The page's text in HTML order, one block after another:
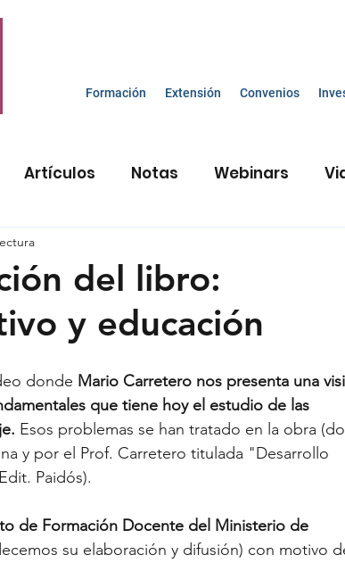
Formación Extensión Convenios
Artículos Notas Webinars
inclusivas Materiales didácticos
docente Experiencia museo
Rosa Rottemberg Gabriela
Barreiro Daniel Valdez Silvia
del libro:
y educación
donde Mario Carretero nos presenta una
que tiene hoy el estudio de las
Esos problemas se han tratado en la obra
y por el Prof. Carretero titulada "Desarrollo
Paidós).
de Formación Docente del Ministerio de
su elaboración y difusión) con motivo